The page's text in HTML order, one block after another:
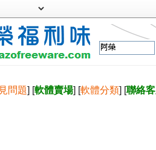
問題] [軟體賣場] [軟體分類] [聯絡